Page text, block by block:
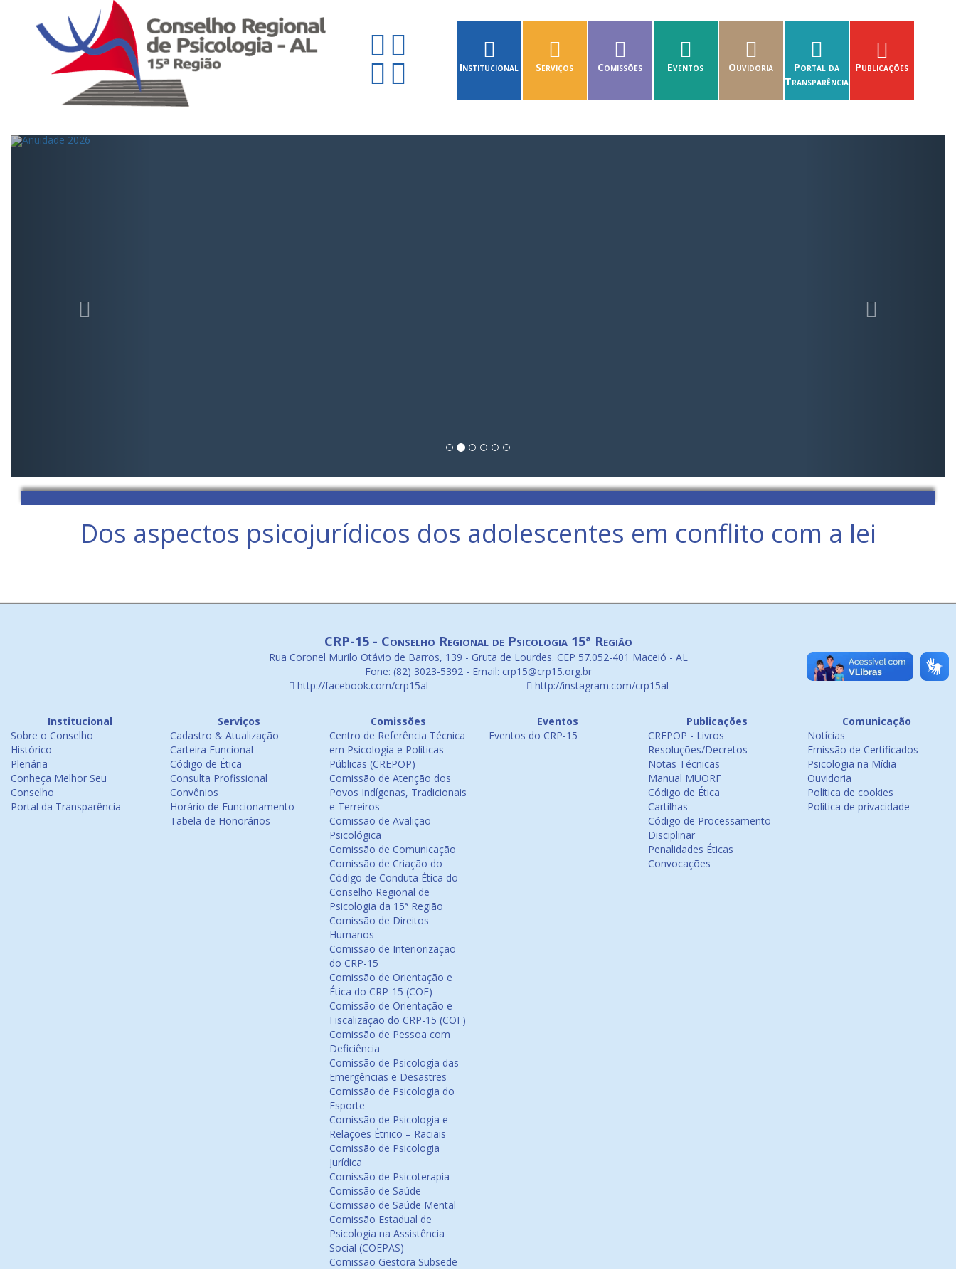
Institucional Serviços Comissões Eventos Ouvidoria
Portal da
Transparência
Publicações
Dos aspectos psicojurídicos dos adolescentes em conflito com a lei
CRP-15 - Conselho Regional de Psicologia 15ª Região
Rua Coronel Murilo Otávio de Barros, 139 - Gruta de Lourdes. CEP 57.052-401 Maceió - AL
Fone: (82) 3023-5392 - Email: crp15@crp15.org.br
http://facebook.com/crp15al
http://instagram.com/crp15al
Institucional
Sobre o Conselho
Histórico
Plenária
Conheça Melhor Seu
Conselho
Portal da Transparência
Serviços
Cadastro & Atualização
Carteira Funcional
Código de Ética
Consulta Profissional
Convênios
Horário de Funcionamento
Tabela de Honorários
Comissões
Centro de Referência Técnica
em Psicologia e Políticas
Públicas (CREPOP)
Comissão de Atenção dos
Povos Indígenas, Tradicionais
e Terreiros
Comissão de Avalição
Psicológica
Comissão de Comunicação
Comissão de Criação do
Código de Conduta Ética do
Conselho Regional de
Psicologia da 15ª Região
Comissão de Direitos
Humanos
Comissão de Interiorização
do CRP-15
Comissão de Orientação e
Ética do CRP-15 (COE)
Comissão de Orientação e
Fiscalização do CRP-15 (COF)
Comissão de Pessoa com
Deficiência
Comissão de Psicologia das
Emergências e Desastres
Comissão de Psicologia do
Esporte
Comissão de Psicologia e
Relações Étnico – Raciais
Comissão de Psicologia
Jurídica
Comissão de Psicoterapia
Comissão de Saúde
Comissão de Saúde Mental
Comissão Estadual de
Psicologia na Assistência
Social (COEPAS)
Comissão Gestora Subsede
Eventos
Eventos do CRP-15
Publicações
CREPOP - Livros
Resoluções/Decretos
Notas Técnicas
Manual MUORF
Código de Ética
Cartilhas
Código de Processamento
Disciplinar
Penalidades Éticas
Convocações
Comunicação
Notícias
Emissão de Certificados
Psicologia na Mídia
Ouvidoria
Política de cookies
Política de privacidade